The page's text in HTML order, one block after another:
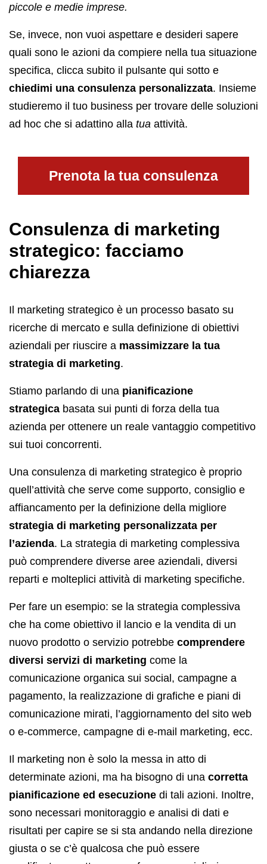
piccole e medie imprese.
Se, invece, non vuoi aspettare e desideri sapere
quali sono le azioni da compiere nella tua situazione
specifica, clicca subito il pulsante qui sotto e
chiedimi una consulenza personalizzata. Insieme
studieremo il tuo business per trovare delle soluzioni
ad hoc che si adattino alla tua attività.
Prenota la tua consulenza
Consulenza di marketing
strategico: facciamo
chiarezza
Il marketing strategico è un processo basato su
ricerche di mercato e sulla definizione di obiettivi
aziendali per riuscire a massimizzare la tua
strategia di marketing.
Stiamo parlando di una pianificazione
strategica basata sui punti di forza della tua
azienda per ottenere un reale vantaggio competitivo
sui tuoi concorrenti.
Una consulenza di marketing strategico è proprio
quell’attività che serve come supporto, consiglio e
affiancamento per la definizione della migliore
strategia di marketing personalizzata per
l’azienda. La strategia di marketing complessiva
può comprendere diverse aree aziendali, diversi
reparti e molteplici attività di marketing specifiche.
Per fare un esempio: se la strategia complessiva
che ha come obiettivo il lancio e la vendita di un
nuovo prodotto o servizio potrebbe comprendere
diversi servizi di marketing come la
comunicazione organica sui social, campagne a
pagamento, la realizzazione di grafiche e piani di
comunicazione mirati, l’aggiornamento del sito web
o e-commerce, campagne di e-mail marketing, ecc.
Il marketing non è solo la messa in atto di
determinate azioni, ma ha bisogno di una corretta
pianificazione ed esecuzione di tali azioni. Inoltre,
sono necessari monitoraggio e analisi di dati e
risultati per capire se si sta andando nella direzione
giusta o se c’è qualcosa che può essere